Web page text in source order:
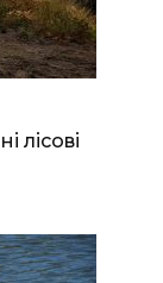
лісові